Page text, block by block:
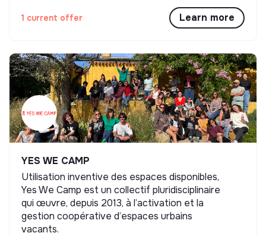
1 current offer Learn more
YES WE CAMP
Utilisation inventive des espaces disponibles,
Yes We Camp est un collectif pluridisciplinaire
qui œuvre, depuis 2013, à l’activation et la
gestion coopérative d’espaces urbains
vacants.